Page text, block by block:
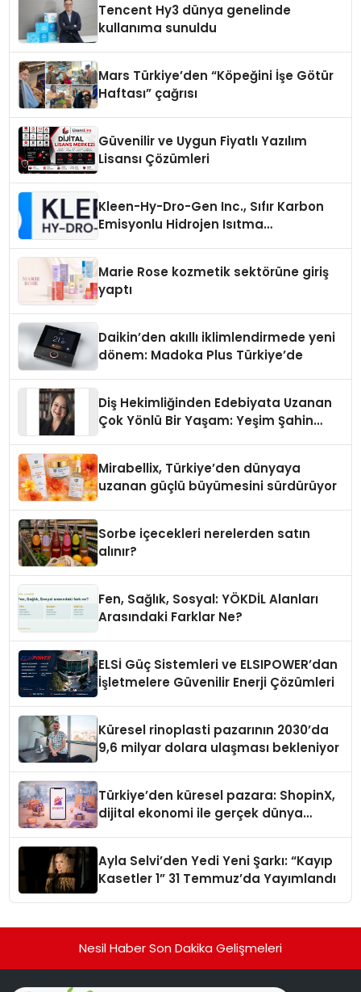
Tencent Hy3 dünya genelinde
kullanıma sunuldu
Mars Türkiye’den “Köpeğini İşe Götür
Haftası” çağrısı
Güvenilir ve Uygun Fiyatlı Yazılım
Lisansı Çözümleri
Kleen-Hy-Dro-Gen Inc., Sıfır Karbon
Emisyonlu Hidrojen Isıtma
Marie Rose kozmetik sektörüne giriş
yaptı
Daikin’den akıllı iklimlendirmede yeni
dönem: Madoka Plus Türkiye’de
Diş Hekimliğinden Edebiyata Uzanan
Çok Yönlü Bir Yaşam: Yeşim Şahin
Mirabellix, Türkiye’den dünyaya
uzanan güçlü büyümesini sürdürüyor
Sorbe içecekleri nerelerden satın
alınır?
Fen, Sağlık, Sosyal: YÖKDİL Alanları
Arasındaki Farklar Ne?
ELSİ Güç Sistemleri ve ELSIPOWER’dan
İşletmelere Güvenilir Enerji Çözümleri
Küresel rinoplasti pazarının 2030’da
9,6 milyar dolara ulaşması bekleniyor
Türkiye’den küresel pazara: ShopinX,
dijital ekonomi ile gerçek dünya
Ayla Selvi’den Yedi Yeni Şarkı: “Kayıp
Kasetler 1” 31 Temmuz’da Yayımlandı
Nesil Haber Son Dakika Gelişmeleri